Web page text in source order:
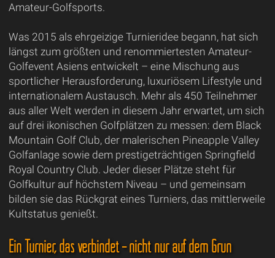
Amateur-Golfsports.
Was 2015 als ehrgeizige Turnieridee begann, hat sich
längst zum größten und renommiertesten Amateur-
Golfevent Asiens entwickelt – eine Mischung aus
sportlicher Herausforderung, luxuriösem Lifestyle und
internationalem Austausch. Mehr als 450 Teilnehmer
aus aller Welt werden in diesem Jahr erwartet, um sich
auf drei ikonischen Golfplätzen zu messen: dem Black
Mountain Golf Club, der malerischen Pineapple Valley
Golfanlage sowie dem prestigeträchtigen Springfield
Royal Country Club. Jeder dieser Plätze steht für
Golfkultur auf höchstem Niveau – und gemeinsam
bilden sie das Rückgrat eines Turniers, das mittlerweile
Kultstatus genießt.
Ein Turnier, das verbindet – nicht nur auf dem Grün